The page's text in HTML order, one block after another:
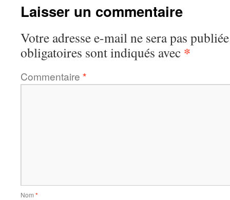
Laisser un commentaire
Votre adresse e-mail ne sera pas
obligatoires sont indiqués avec *
Commentaire *
Nom *